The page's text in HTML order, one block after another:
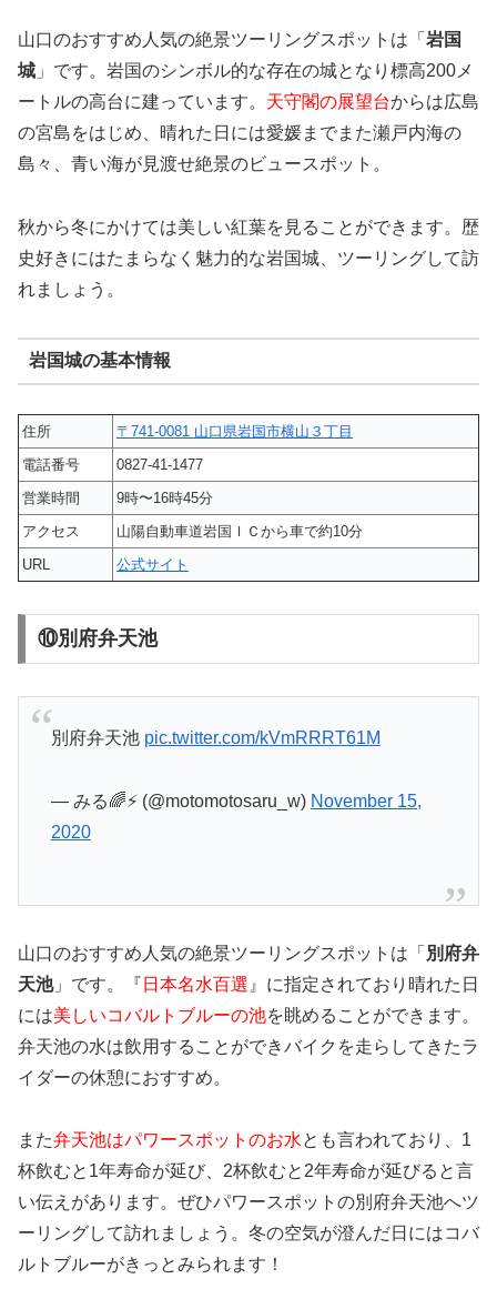
山口のおすすめ人気の絶景ツーリングスポットは「 岩国
城 」です。岩国のシンボル的な存在の城となり標高200メ
ートルの高台に建っています。 天守閣の展望台からは広島
の宮島をはじめ、晴れた日には愛媛までまた瀬戸内海の
島々、青い海が見渡せ絶景のビュースポット。
秋から冬にかけては美しい紅葉を見ることができます。歴
史好きにはたまらなく魅力的な岩国城、ツーリングして訪
れましょう。
岩国城の基本情報
住所
〒741-0081 山口県岩国市横山３丁目
電話番号
0827-41-1477
営業時間
9時〜16時45分
アクセス
山陽自動車道岩国ＩＣから車で約10分
URL
公式サイト
⑩別府弁天池
別府弁天池 pic.twitter.com/kVmRRRT61M
— みる🌈⚡ (@motomotosaru_w) November 15,
2020
山口のおすすめ人気の絶景ツーリングスポットは「 別府弁
天池」です。『 日本名水百選 』に指定されており晴れた日
には美しいコバルトブルーの池を眺めることができます。
弁天池の水は飲用することができバイクを走らしてきたラ
イダーの休憩におすすめ。
また弁天池はパワースポットのお水とも言われており、1
杯飲むと1年寿命が延び、2杯飲むと2年寿命が延びると言
い伝えがあります。ぜひパワースポットの別府弁天池へツ
ーリングして訪れましょう。冬の空気が澄んだ日にはコバ
ルトブルーがきっとみられます！